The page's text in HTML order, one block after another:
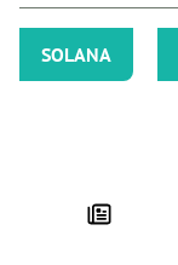
SOLANA